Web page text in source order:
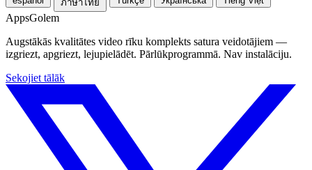
ภาษาไทย
AppsGolem
Augstākās kvalitātes video rīku komplekts satura veidotājiem —
izgriezt, apgriezt, lejupielādēt. Pārlūkprogrammā. Nav instalāciju.
Sekojiet tālāk